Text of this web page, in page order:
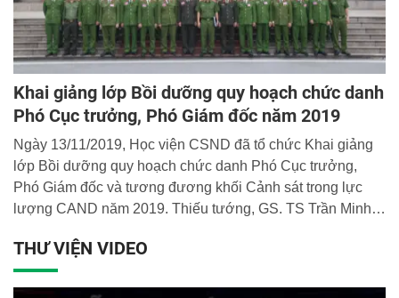
Khai giảng lớp Bồi dưỡng quy hoạch chức danh
Phó Cục trưởng, Phó Giám đốc năm 2019
Ngày 13/11/2019, Học viện CSND đã tổ chức Khai giảng
lớp Bồi dưỡng quy hoạch chức danh Phó Cục trưởng,
Phó Giám đốc và tương đương khối Cảnh sát trong lực
lượng CAND năm 2019. Thiếu tướng, GS. TS Trần Minh
THƯ VIỆN VIDEO